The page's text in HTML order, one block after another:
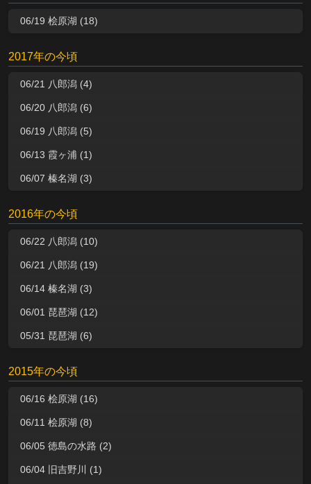
06/19 桧原湖 (18)
2017年の今頃
06/21 八郎潟 (4)
06/20 八郎潟 (6)
06/19 八郎潟 (5)
06/13 霞ヶ浦 (1)
06/07 榛名湖 (3)
2016年の今頃
06/22 八郎潟 (10)
06/21 八郎潟 (19)
06/14 榛名湖 (3)
06/01 琵琶湖 (12)
05/31 琵琶湖 (6)
2015年の今頃
06/16 桧原湖 (16)
06/11 桧原湖 (8)
06/05 徳島の水路 (2)
06/04 旧吉野川 (1)